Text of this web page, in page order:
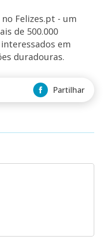
Felizes.pt - um
de 500.000
em
duradouras.
Partilhar